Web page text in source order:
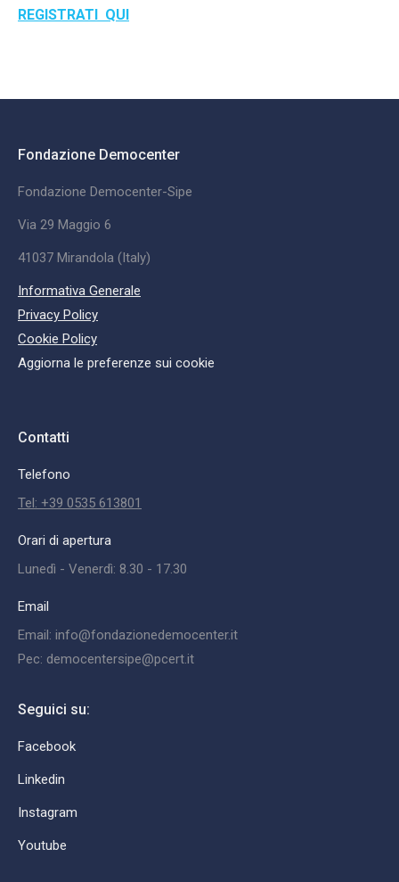
REGISTRATI QUI
Fondazione Democenter
Fondazione Democenter-Sipe
Via 29 Maggio 6
41037 Mirandola (Italy)
Informativa Generale
Privacy Policy
Cookie Policy
Aggiorna le preferenze sui cookie
Contatti
Telefono
Tel: +39 0535 613801
Orari di apertura
Lunedì - Venerdì: 8.30 - 17.30
Email
Email: info@fondazionedemocenter.it
Pec: democentersipe@pcert.it
Seguici su:
Facebook
Linkedin
Instagram
Youtube